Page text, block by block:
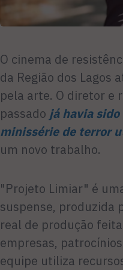
O cinema de
da Região dos Lagos
pela arte. O diretor e
passado já havia
minissérie de terror
um novo trabalho.
"Projeto Limiar" é
suspense, produzida
real de produção
empresas,
equipe utiliza